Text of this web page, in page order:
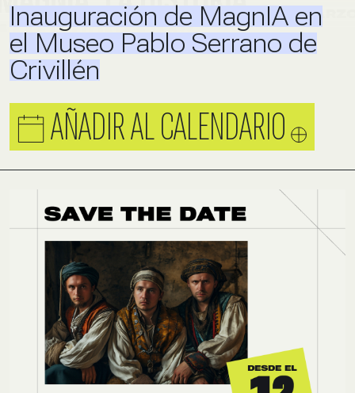
Inauguración de MagnIA en
el Museo Pablo Serrano de
Crivillén
AÑADIR AL CALENDARIO